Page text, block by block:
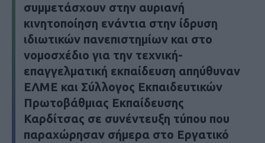
συμμετάσχουν στην αυριανή
κινητοποίηση ενάντια στην ίδρυση
ιδιωτικών πανεπιστημίων και στο
νομοσχέδιο για την τεχνική-
επαγγελματική εκπαίδευση απηύθυναν
ΕΛΜΕ και Σύλλογος Εκπαιδευτικών
Πρωτοβάθμιας Εκπαίδευσης
Καρδίτσας σε συνέντευξη τύπου που
παραχώρησαν σήμερα στο Εργατικό